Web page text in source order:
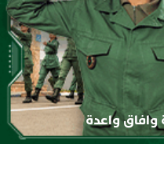
وافاق واعدة